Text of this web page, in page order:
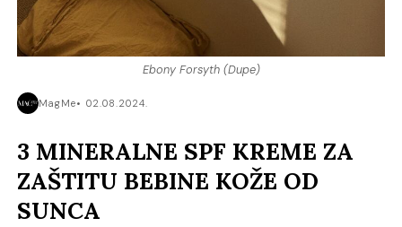
Ebony Forsyth (Dupe)
MagMe 02.08.2024.
3 MINERALNE SPF KREME ZA
ZAŠTITU BEBINE KOŽE OD
SUNCA